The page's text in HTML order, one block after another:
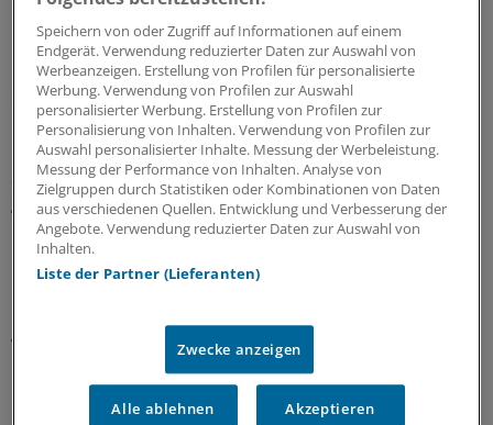
machen, kriegen wir es hin." Blum empfahl, die
Umsetzung der Servicestellen gelassen anzugehen und
die Politik durch Fakten von der Überflüssigkeit zu
überzeugen.
So hätten es die Krankenhäuser auch bei den
gemeinsamen Schlichtungsausschüssen mit den
Krankenkassen gemacht, die Streitigkeiten über
Rechnungen bis 2000 Euro aus dem Weg räumen sollen.
Ausschüsse zu implementieren und gleichzeitig
nachzuweisen, dass sie bürokratischer Unsinn sind.
"Jetzt werden sie wieder abgeschafft", sagte er.
Speichern von oder Zugriff auf Informationen auf einem
Endgerät. Verwendung reduzierter Daten zur Auswahl von
Werbeanzeigen. Erstellung von Profilen für personalisierte
Werbung. Verwendung von Profilen zur Auswahl
personalisierter Werbung. Erstellung von Profilen zur
Personalisierung von Inhalten. Verwendung von Profilen zur
Auswahl personalisierter Inhalte. Messung der Werbeleistung.
Messung der Performance von Inhalten. Analyse von
Zielgruppen durch Statistiken oder Kombinationen von Daten
aus verschiedenen Quellen. Entwicklung und Verbesserung der
Angebote. Verwendung reduzierter Daten zur Auswahl von
Inhalten.
Liste der Partner (Lieferanten)
Zwecke anzeigen
Alle ablehnen Akzeptieren